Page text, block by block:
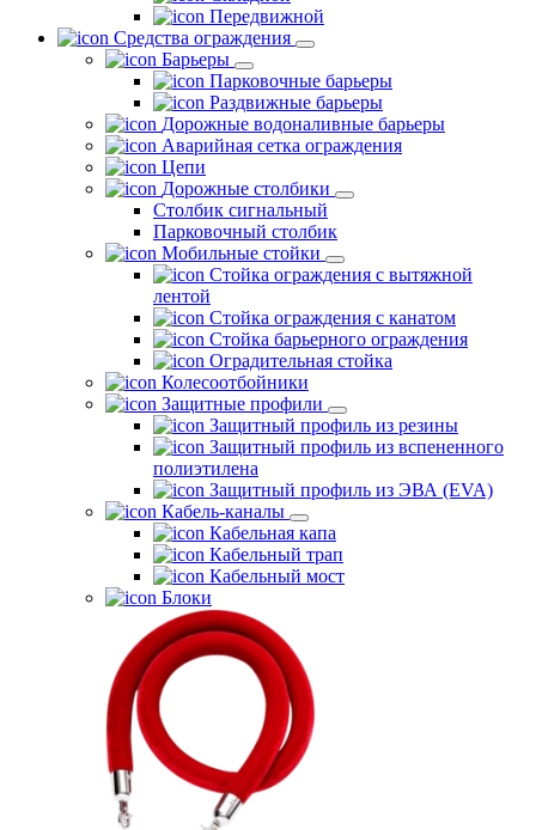
Передвижной
Средства ограждения
Барьеры
Парковочные барьеры
Раздвижные барьеры
Дорожные водоналивные барьеры
Аварийная сетка ограждения
Цепи
Дорожные столбики
Столбик сигнальный
Парковочный столбик
Мобильные стойки
Стойка ограждения с вытяжной
лентой
Стойка ограждения с канатом
Стойка барьерного ограждения
Оградительная стойка
Колесоотбойники
Защитные профили
Защитный профиль из резины
Защитный профиль из вспененного
полиэтилена
Защитный профиль из ЭВА (EVA)
Кабель-каналы
Кабельная капа
Кабельный трап
Кабельный мост
Блоки